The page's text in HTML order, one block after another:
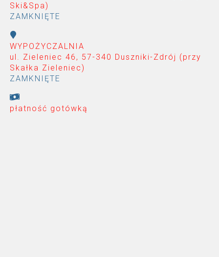
Ski&Spa)
ZAMKNIĘTE
WYPOŻYCZALNIA
ul. Zieleniec 46, 57-340 Duszniki-Zdrój (przy
Skałka Zieleniec)
ZAMKNIĘTE
płatność gotówką